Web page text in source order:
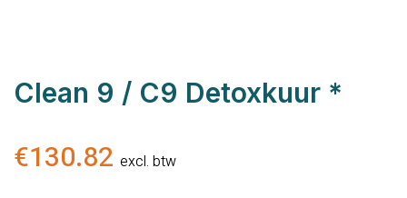
Clean 9 / C9 Detoxkuur *
€130.82 excl. btw